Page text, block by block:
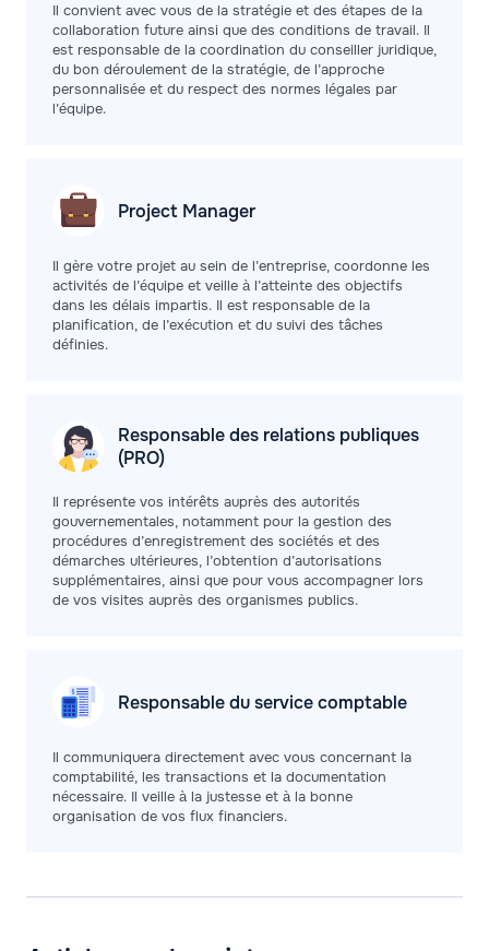
Il convient avec vous de la stratégie et des étapes de la
collaboration future ainsi que des conditions de travail. Il
est responsable de la coordination du conseiller juridique,
du bon déroulement de la stratégie, de l’approche
personnalisée et du respect des normes légales par
l’équipe.
Project Manager
Il gère votre projet au sein de l’entreprise, coordonne les
activités de l’équipe et veille à l’atteinte des objectifs
dans les délais impartis. Il est responsable de la
planification, de l’exécution et du suivi des tâches
définies.
Responsable des relations publiques
(PRO)
Il représente vos intérêts auprès des autorités
gouvernementales, notamment pour la gestion des
procédures d’enregistrement des sociétés et des
démarches ultérieures, l’obtention d’autorisations
supplémentaires, ainsi que pour vous accompagner lors
de vos visites auprès des organismes publics.
Responsable du servicecomptable
Il communiquera directement avec vous concernant la
comptabilité, les transactions et la documentation
nécessaire. Il veille à la justesse et à la bonne
organisation de vos flux financiers.